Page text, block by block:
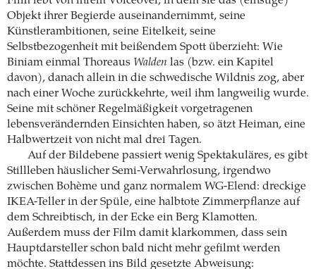
Objekt ihrer Begierde auseinandernimmt, seine
Künstlerambitionen, seine Eitelkeit, seine
Selbstbezogenheit mit beißendem Spott überzieht: Wie
Biniam einmal Thoreaus Walden las (bzw. ein Kapitel
davon), danach allein in die schwedische Wildnis zog, aber
nach einer Woche zurückkehrte, weil ihm langweilig wurde.
Seine mit schöner Regelmäßigkeit vorgetragenen
lebensverändernden Einsichten haben, so ätzt Heiman, eine
Halbwertzeit von nicht mal drei Tagen.
Auf der Bildebene passiert wenig Spektakuläres, es gibt
Stillleben häuslicher Semi-Verwahrlosung, irgendwo
zwischen Bohème und ganz normalem WG-Elend: dreckige
IKEA-Teller in der Spüle, eine halbtote Zimmerpflanze auf
dem Schreibtisch, in der Ecke ein Berg Klamotten.
Außerdem muss der Film damit klarkommen, dass sein
Hauptdarsteller schon bald nicht mehr gefilmt werden
möchte. Stattdessen ins Bild gesetzte Abweisung: